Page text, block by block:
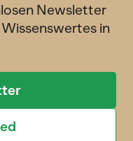
Newsletter
in